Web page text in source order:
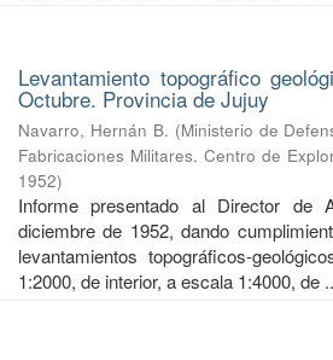
Levantamiento topográfico
Octubre. Provincia de Jujuy
Navarro, Hernán B. (Ministerio de
Fabricaciones Militares. Centro de
1952)
Informe presentado al Director de
diciembre de 1952, dando
levantamientos topográficos-
1:2000, de interior, a escala 1:4000, de